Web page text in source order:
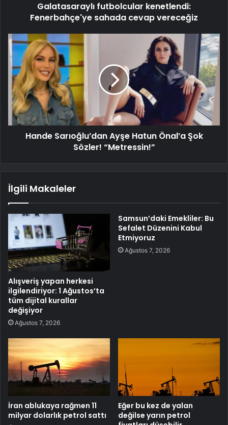
Galatasaraylı futbolcular kenetlendi:
Fenerbahçe'ye sahada cevap vereceğiz
Hande Sarıoğlu’dan Ayşe Hatun Önal’a Şok
Sözler! “Metressin!”
İlgili Makaleler
Alışveriş yapan herkesi
ilgilendiriyor: 1 Ağustos’ta
tüm dijital kurallar
değişiyor
Ağustos 7, 2026
Samsun’daki Emekliler: Bu
Sefalet Düzenini Kabul
Etmiyoruz
Ağustos 7, 2026
İran ablukaya rağmen 11
milyar dolarlık petrol sattı
Eğer bu kez de yalan
değilse yarın petrol